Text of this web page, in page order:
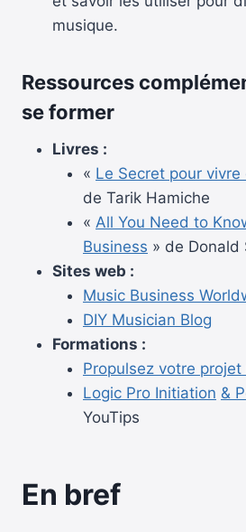
musique.
Ressources
se former
Livres :
« Le Secret pour
de Tarik Hamiche
« All You Need to
Business » de Donald
Sites web :
Music Business
DIY Musician Blog
Formations :
Propulsez votre projet
Logic Pro Initiation &
YouTips
En bref